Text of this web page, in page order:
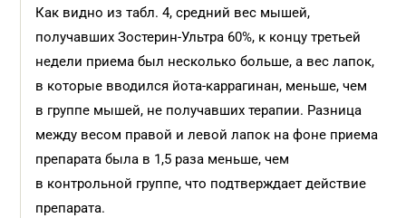
Как видно из табл. 4, средний вес мышей,
получавших Зостерин-Ультра 60%, к концу третьей
недели приема был несколько больше, а вес лапок,
в которые вводился йота-каррагинан, меньше, чем
в группе мышей, не получавших терапии. Разница
между весом правой и левой лапок на фоне приема
препарата была в 1,5 раза меньше, чем
в контрольной группе, что подтверждает действие
препарата.